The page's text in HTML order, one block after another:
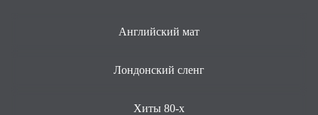
Английский мат
Лондонский сленг
Хиты 80-х